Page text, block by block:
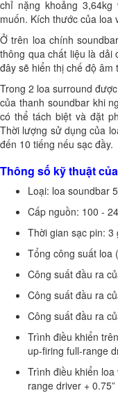
chỉ nặng khoảng
muốn. Kích thước của loa
Ở trên loa chính
thông qua chất liệu là dải
đây sẽ hiển thị chế độ
Trong 2 loa surround
của thanh soundbar khi
có thể tách biệt và đặt
Thời lượng sử dụng của
đến 10 tiếng nếu sạc đầy.
Thông số kỹ thuật
Loại: loa soundbar
Cấp nguồn: 100 -
Thời gian sạc pin: 3
Tổng công suất loa
Công suất đầu ra
Công suất đầu ra
Công suất đầu ra
Trình điều khiển
up-firing full-range
Trình điều khiển
range driver +